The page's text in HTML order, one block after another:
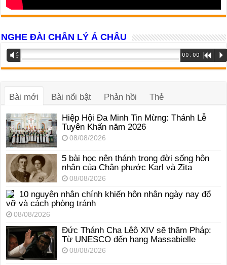
NGHE ĐÀI CHÂN LÝ Á CHÂU
Trình
phát
Vm 00:00 R P
Bài mới Bài nổi bật Phản hồi Thẻ
Hiệp Hội Đa Minh Tin Mừng: Thánh Lễ
Tuyên Khấn năm 2026
08/08/2026
5 bài học nên thánh trong đời sống hôn
nhân của Chân phước Karl và Zita
08/08/2026
10 nguyên nhân chính khiến hôn nhân ngày nay đổ
vỡ và cách phòng tránh
08/08/2026
Đức Thánh Cha Lêô XIV sẽ thăm Pháp:
Từ UNESCO đến hang Massabielle
08/08/2026